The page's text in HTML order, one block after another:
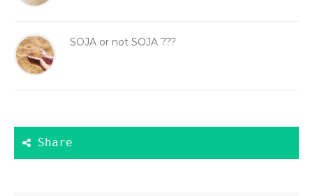
SOJA or not SOJA ???